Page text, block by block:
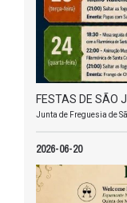
FESTAS DE SÃO
Junta de Freguesia de
2026-06-20